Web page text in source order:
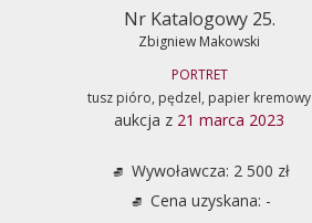
Nr Katalogowy 25.
Zbigniew Makowski
PORTRET
tusz pióro, pędzel, papier kremowy
aukcja z 21 marca 2023
Wywoławcza: 2 500 zł
Cena uzyskana: -